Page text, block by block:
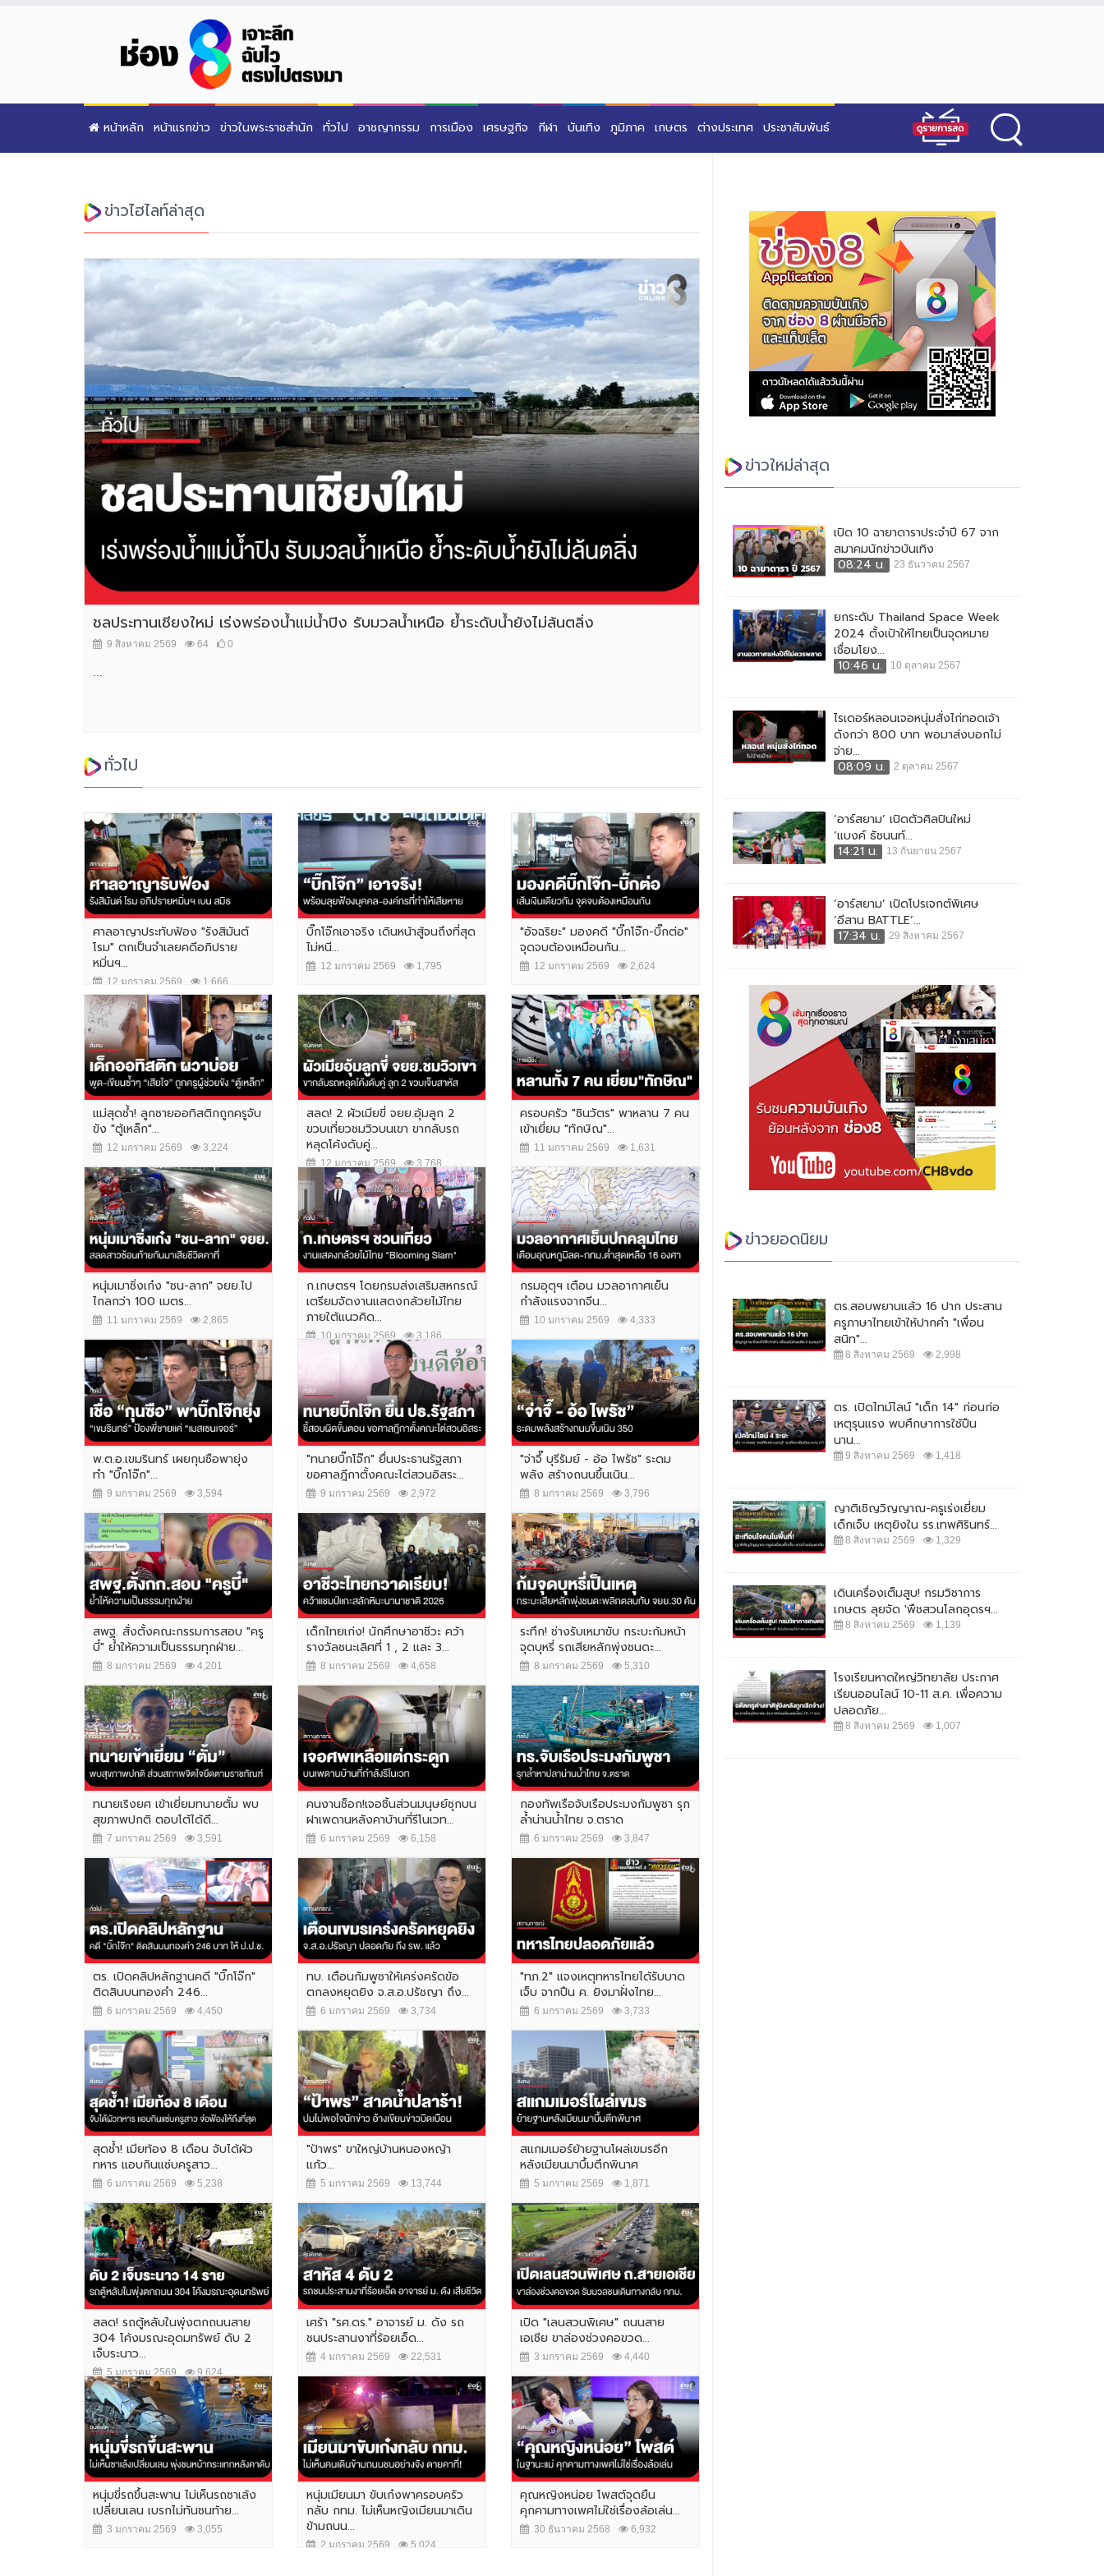
หน้าหลัก หน้าแรกข่าว ข่าวในพระราชสำนัก ทั่วไป อาชญากรรม การเมือง เศรษฐกิจ กีฬา บันเทิง ภูมิภาค เกษตร ต่างประเทศ ประชาสัมพันธ์
ข่าวไฮไลท์ล่าสุด
ชลประทานเชียงใหม่ เร่งพร่องน้ำแม่น้ำปิง รับมวลน้ำเหนือ ย้ำระดับน้ำยังไม่ล้นตลิ่ง
9 สิงหาคม 2569 64 0
ทั่วไป
ศาลอาญาประทับฟ้อง "รังสิมันต์
โรม" ตกเป็นจำเลยคดีอภิปราย
หมิ่นฯ...
12 มกราคม 2569 1,666
บิ๊กโจ๊กเอาจริง เดินหน้าสู้จนถึงที่สุด
ไม่หนี...
12 มกราคม 2569 1,795
"อัจฉริยะ" มองคดี "บิ๊กโจ๊ก-บิ๊กต่อ"
จุดจบต้องเหมือนกัน...
12 มกราคม 2569 2,624
แม่สุดช้ำ! ลูกชายออทิสติกถูกครูจับ
ขัง "ตู้เหล็ก"...
12 มกราคม 2569 3,224
สลด! 2 ผัวเมียขี่ จยย.อุ้มลูก 2
ขวบเที่ยวชมวิวบนเขา ขากลับรถ
หลุดโค้งดับคู่...
12 มกราคม 2569 3,768
ครอบครัว "ชินวัตร" พาหลาน 7 คน
เข้าเยี่ยม "ทักษิณ"...
11 มกราคม 2569 1,631
หนุ่มเมาซิ่งเก๋ง "ชน-ลาก" จยย.ไป
ไกลกว่า 100 เมตร...
11 มกราคม 2569 2,865
ก.เกษตรฯ โดยกรมส่งเสริมสหกรณ์
เตรียมจัดงานแสดงกล้วยไม้ไทย
ภายใต้แนวคิด...
10 มกราคม 2569 3,186
กรมอุตุฯ เตือน มวลอากาศเย็น
กำลังแรงจากจีน...
10 มกราคม 2569 4,333
พ.ต.อ.เขมรินทร์ เผยกุนซือพายุ่ง
ทำ "บิ๊กโจ๊ก"...
9 มกราคม 2569 3,594
"ทนายบิ๊กโจ๊ก" ยื่นประธานรัฐสภา
ขอศาลฎีกาตั้งคณะไต่สวนอิสระ...
9 มกราคม 2569 2,972
"จ่าจึ๊ บุรีรัมย์ - อ้อ ไพรัช" ระดม
พลัง สร้างถนนขึ้นเนิน...
8 มกราคม 2569 3,796
สพฐ. สั่งตั้งคณะกรรมการสอบ "ครู
บี๋" ย้ำให้ความเป็นธรรมทุกฝ่าย...
8 มกราคม 2569 4,201
เด็กไทยเก่ง! นักศึกษาอาชีวะ คว้า
รางวัลชนะเลิศที่ 1 , 2 และ 3...
8 มกราคม 2569 4,658
ระทึก! ช่างรับเหมาขับ กระบะก้มหน้า
จุดบุหรี่ รถเสียหลักพุ่งชนดะ...
8 มกราคม 2569 5,310
ทนายเริงยศ เข้าเยี่ยมทนายตั้ม พบ
สุขภาพปกติ ตอบโต้ได้ดี...
7 มกราคม 2569 3,591
คนงานช็อก!เจอชิ้นส่วนมนุษย์ซุกบน
ฝาเพดานหลังคาบ้านที่รีโนเวท...
6 มกราคม 2569 6,158
กองทัพเรือจับเรือประมงกัมพูชา รุก
ล้ำน่านน้ำไทย จ.ตราด
6 มกราคม 2569 3,847
ตร. เปิดคลิปหลักฐานคดี "บิ๊กโจ๊ก"
ติดสินบนทองคำ 246...
6 มกราคม 2569 4,450
ทบ. เตือนกัมพูชาให้เคร่งครัดข้อ
ตกลงหยุดยิง จ.ส.อ.ปรัชญา ถึง...
6 มกราคม 2569 3,734
"ทภ.2" แจงเหตุทหารไทยได้รับบาด
เจ็บ จากปืน ค. ยิงมาฝั่งไทย...
6 มกราคม 2569 3,733
สุดช้ำ! เมียท้อง 8 เดือน จับได้ผัว
ทหาร แอบกินแซ่บครูสาว...
6 มกราคม 2569 5,238
"ป้าพร" ขาใหญ่บ้านหนองหญ้า
แก้ว...
5 มกราคม 2569 13,744
สแกมเมอร์ย้ายฐานโผล่เขมรอีก
หลังเมียนมาบึ้มตึกพินาศ
5 มกราคม 2569 1,871
สลด! รถตู้หลับในพุ่งตกถนนสาย
304 โค้งมรณะอุดมทรัพย์ ดับ 2
เจ็บระนาว...
5 มกราคม 2569 9,624
เศร้า "รศ.ดร." อาจารย์ ม. ดัง รถ
ชนประสานงาที่ร้อยเอ็ด...
4 มกราคม 2569 22,531
เปิด "เลนสวนพิเศษ" ถนนสาย
เอเชีย ขาล่องช่วงคอขวด...
3 มกราคม 2569 4,440
หนุ่มขี่รถขึ้นสะพาน ไม่เห็นรถซาเล้ง
เปลี่ยนเลน เบรกไม่ทันชนท้าย...
3 มกราคม 2569 3,055
หนุ่มเมียนมา ขับเก๋งพาครอบครัว
กลับ กทม. ไม่เห็นหญิงเมียนมาเดิน
ข้ามถนน...
2 มกราคม 2569 5,024
คุณหญิงหน่อย โพสต์จุดยืน
คุกคามทางเพศไม่ใช่เรื่องล้อเล่น...
30 ธันวาคม 2568 6,932
ข่าวใหม่ล่าสุด
เปิด 10 ฉายาดาราประจำปี 67 จาก
สมาคมนักข่าวบันเทิง
08:24 น.
23 ธันวาคม 2567
ยกระดับ Thailand Space Week
2024 ตั้งเป้าให้ไทยเป็นจุดหมาย
เชื่อมโยง...
10:46 น.
10 ตุลาคม 2567
ไรเดอร์หลอนเจอหนุ่มสั่งไก่ทอดเจ้า
ดังกว่า 800 บาท พอมาส่งบอกไม่
จ่าย...
08:09 น.
2 ตุลาคม 2567
‘อาร์สยาม’ เปิดตัวศิลปินใหม่
‘แบงค์ ธัชนนท์...
14:21 น.
13 กันยายน 2567
‘อาร์สยาม’ เปิดโปรเจกต์พิเศษ
‘อีสาน BATTLE’...
17:34 น.
29 สิงหาคม 2567
ข่าวยอดนิยม
ตร.สอบพยานแล้ว 16 ปาก ประสาน
ครูภาษาไทยเข้าให้ปากคำ "เพื่อน
สนิท"...
8 สิงหาคม 2569 2,998
ตร. เปิดไทม์ไลน์ "เด็ก 14" ก่อนก่อ
เหตุรุนแรง พบศึกษาการใช้ปืน
นาน...
9 สิงหาคม 2569 1,418
ญาติเชิญวิญญาณ-ครูเร่งเยี่ยม
เด็กเจ็บ เหตุยิงใน รร.เทพศิรินทร์...
8 สิงหาคม 2569 1,329
เดินเครื่องเต็มสูบ! กรมวิชาการ
เกษตร ลุยจัด 'พืชสวนโลกอุดรฯ...
8 สิงหาคม 2569 1,139
โรงเรียนหาดใหญ่วิทยาลัย ประกาศ
เรียนออนไลน์ 10-11 ส.ค. เพื่อความ
ปลอดภัย...
8 สิงหาคม 2569 1,007